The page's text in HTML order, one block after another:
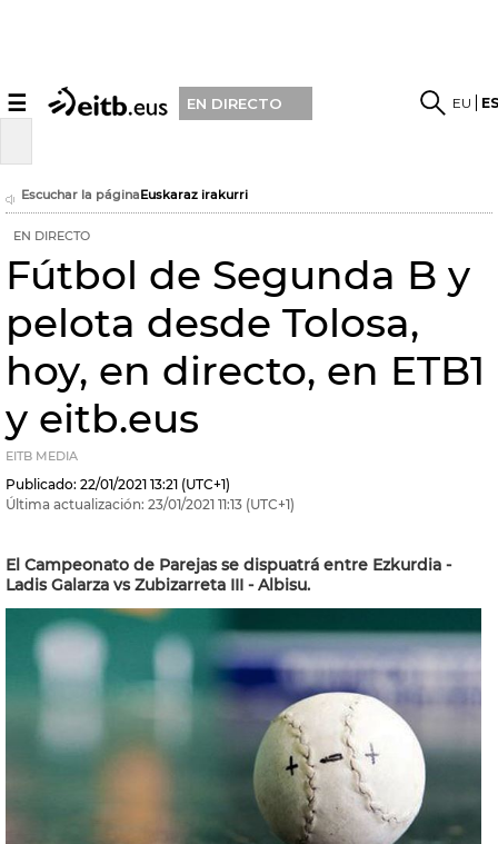
☰ EN DIRECTO EU
Escuchar la páginaEuskaraz irakurri
EN DIRECTO
Fútbol de Segunda B y
pelota desde Tolosa,
hoy, en directo, en ETB1
y eitb.eus
EITB MEDIA
Publicado: 22/01/2021 13:21 (UTC+1)
Última actualización: 23/01/2021 11:13 (UTC+1)
El Campeonato de Parejas se dispuatrá entre Ezkurdia -
Ladis Galarza vs Zubizarreta III - Albisu.